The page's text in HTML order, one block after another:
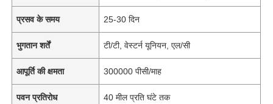
प्रसव के समय 25-30 दिन
भुगतान शर्तें टी/टी, वेस्टर्न यूनियन, एल/सी
आपूर्ति की क्षमता 300000 पीसी/माह
पवन प्रतिरोध 40 मील प्रति घंटे तक